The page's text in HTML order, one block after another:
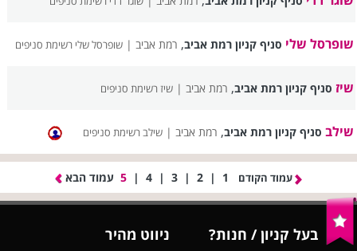
שופרסל שלי סניף קניון רמת אביב, רמת אביב |שופרסל שלי רשימת סניפים
שיז סניף קניון רמת אביב, רמת אביב |שיז רשימת סניפים
שילב סניף קניון רמת אביב, רמת אביב |שילב רשימת סניפים
עמוד הקודם |
|
|
| עמוד הבא
בעל קניון / חנות?
ניווט מהיר